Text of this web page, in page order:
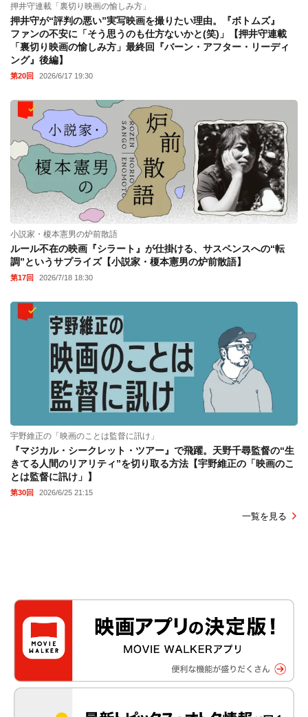
押井守連載「裏切り映画の愉しみ方」
押井守が“評判の悪い”実写映画を撮りたい理由。『ボトムズ』
ファンの不安に「そう思うのも仕方ないかと(笑)」【押井守連載
「裏切り映画の愉しみ方」最終回『バーン・アフター・リーディ
ング』後編】
第20回 2026/6/17 19:30
小説家・榎本憲男の炉前散語
ルール不在の映画『シラート』が仕掛ける、サスペンスへの“転
調”というサプライズ【小説家・榎本憲男の炉前散語】
第17回 2026/7/18 18:30
宇野維正の「映画のことは監督に訊け」
『マジカル・シークレット・ツアー』で飛躍。天野千尋監督の“生
きてる人間のリアリティ”を切り取る方法【宇野維正の「映画のこ
とは監督に訊け」】
第30回 2026/6/25 21:15
一覧を見る